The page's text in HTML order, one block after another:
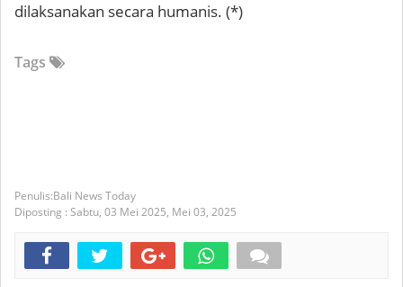
dilaksanakan secara humanis. (*)
Tags
Bali News Today
Diposting : Sabtu, 03 Mei 2025, Mei 03, 2025